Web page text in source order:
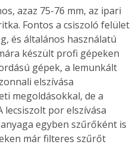
azaz 75-76 mm, az ipari
Fontos a csiszoló felület
és általános használatú
készült profi gépeken
gépek, a lemunkált
elszívása
megoldásokkal, de a
por elszívása
egyben szűrőként is
már filteres szűrőt